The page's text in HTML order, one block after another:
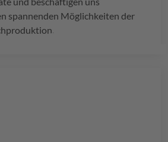
spannenden Möglichkeiten der